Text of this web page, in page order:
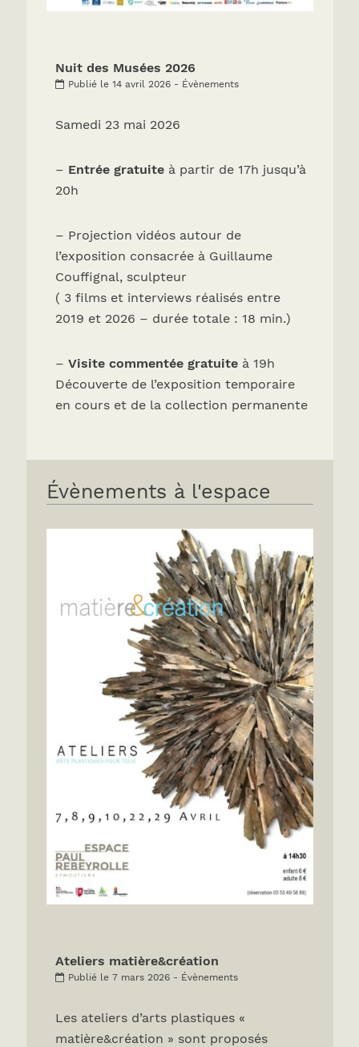
Nuit des Musées 2026
Publié le 14 avril 2026 - Évènements
Samedi 23 mai 2026
– Entrée gratuiteà partir de 17h jusqu’à
20h
– Projection vidéos autour de
l’exposition consacrée à Guillaume
Couffignal, sculpteur
( 3 films et interviews réalisés entre
2019 et 2026 – durée totale : 18 min.)
– Visite commentée gratuite à 19h
Découverte de l’exposition temporaire
en cours et de la collection permanente
Évènements à l'espace
Ateliers matière&création
Publié le 7 mars 2026 - Évènements
Les ateliers d’arts plastiques «
matière&création » sont proposés